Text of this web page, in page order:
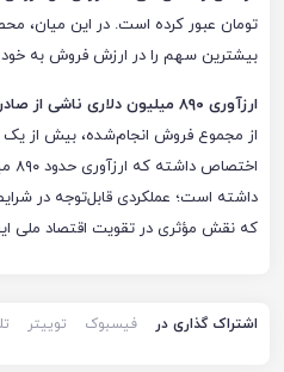
بیشترین سهم را در ارزش فروش به خود
ارزآوری ۸۹۰ میلیون دلاری ناشی از صادرات
داشته است؛ عملکردی قابل‌توجه در
که نقش مؤثری در تقویت اقتصاد ملی
اشتراک گذاری در فیسبوک توییتر